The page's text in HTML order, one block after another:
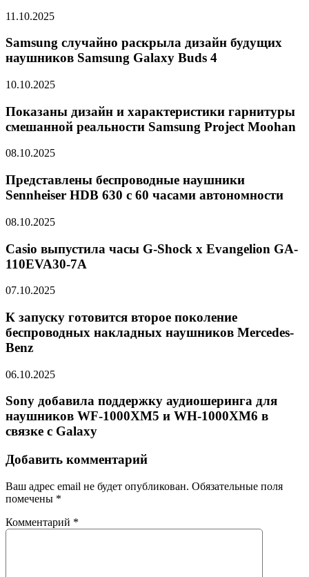
11.10.2025
Samsung случайно раскрыла дизайн будущих
наушников Samsung Galaxy Buds 4
10.10.2025
Показаны дизайн и характеристики гарнитуры
смешанной реальности Samsung Project Moohan
08.10.2025
Представлены беспроводные наушники
Sennheiser HDB 630 с 60 часами автономности
08.10.2025
Casio выпустила часы G-Shock x Evangelion GA-
110EVA30-7A
07.10.2025
К запуску готовится второе поколение
беспроводных накладных наушников Mercedes-
Benz
06.10.2025
Sony добавила поддержку аудиошеринга для
наушников WF-1000XM5 и WH-1000XM6 в
связке с Galaxy
Добавить комментарий
Ваш адрес email не будет опубликован. Обязательные поля
помечены *
Комментарий *